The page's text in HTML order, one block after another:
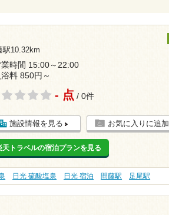
駅10.32km
時間 15:00～22:00
料 850円～
- 点 / 0件
施設情報を見る お気に入りに追加
天トラベルの宿泊プランを見る
日光 硫酸塩泉 日光 宿泊 間藤駅 足尾駅